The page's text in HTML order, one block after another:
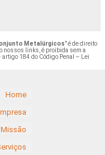
Metalúrgicos" é de direito
nossos links, é proibida sem a
184 do Código Penal –
Lei
Home
Missão